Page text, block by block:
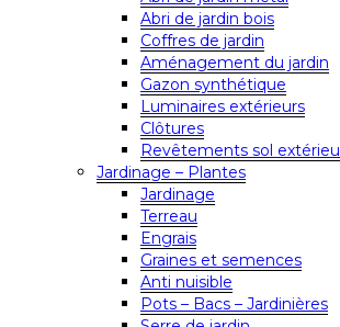
Abri de jardin bois
Coffres de jardin
Aménagement du jardin
Gazon synthétique
Luminaires extérieurs
Clôtures
Revêtements sol
Jardinage – Plantes
Jardinage
Terreau
Engrais
Graines et semences
Anti nuisible
Pots – Bacs – Jardinières